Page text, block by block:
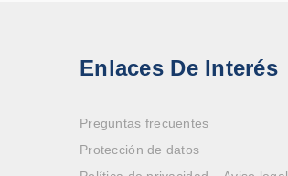
Enlaces De Interés
Preguntas frecuentes
Protección de datos